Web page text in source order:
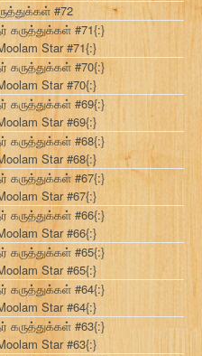
#72
கருத்துக்கள் #71{:}
Star #71{:}
கருத்துக்கள் #70{:}
Star #70{:}
கருத்துக்கள் #69{:}
Star #69{:}
கருத்துக்கள் #68{:}
Star #68{:}
கருத்துக்கள் #67{:}
Star #67{:}
கருத்துக்கள் #66{:}
Star #66{:}
கருத்துக்கள் #65{:}
Star #65{:}
கருத்துக்கள் #64{:}
Star #64{:}
கருத்துக்கள் #63{:}
Star #63{:}